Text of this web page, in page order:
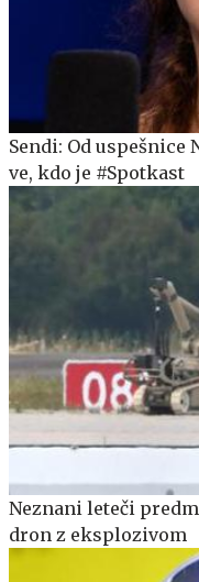
Sendi: Od
ve, kdo je #Spotkast
Neznani leteči
dron z eksplozivom